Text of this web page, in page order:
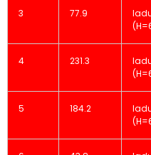
3 77.9
4 231.3
5 184.2